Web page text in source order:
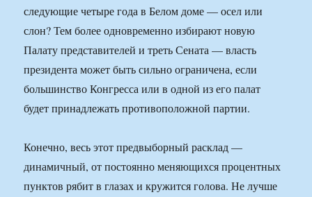
следующие четыре года в Белом доме — осел или
слон? Тем более одновременно избирают новую
Палату представителей и треть Сената — власть
президента может быть сильно ограничена, если
большинство Конгресса или в одной из его палат
будет принадлежать противоположной партии.
Конечно, весь этот предвыборный расклад —
динамичный, от постоянно меняющихся процентных
пунктов рябит в глазах и кружится голова. Не лучше